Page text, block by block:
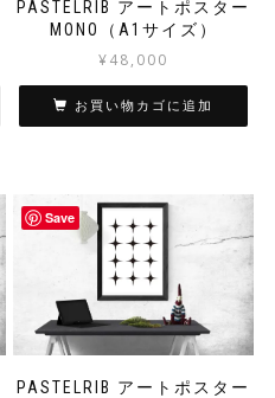
PASTELRIB アートポスター
MONO（A1サイズ）
¥48,000
お買い物カゴに追加
Save
PASTELRIB アートポスター